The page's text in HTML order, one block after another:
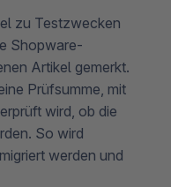
zu Testzwecken
Shopware-
Artikel gemerkt.
Prüfsumme, mit
wird, ob die
So wird
werden und